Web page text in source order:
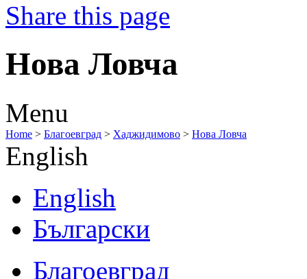
Share this page
Нова Ловча
Menu
Home > Благоевград > Хаджидимово > Нова Ловча
English
English
Български
Благоевград